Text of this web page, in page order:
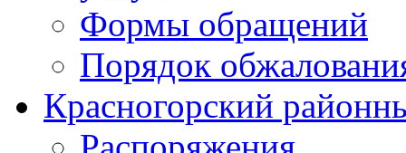
Формы обращений
Порядок
Красногорский